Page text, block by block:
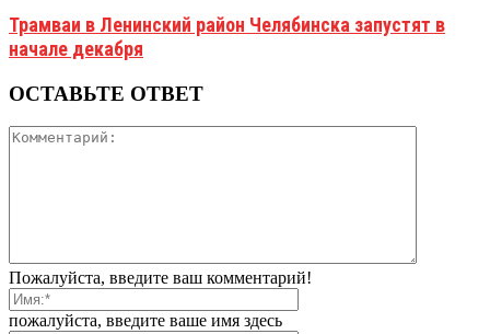
Трамваи в Ленинский район Челябинска запустят в
начале декабря
ОСТАВЬТЕ ОТВЕТ
Пожалуйста, введите ваш комментарий!
пожалуйста, введите ваше имя здесь